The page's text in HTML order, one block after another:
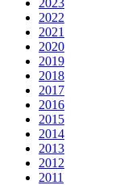
2022
2021
2020
2019
2018
2017
2016
2015
2014
2013
2012
2011